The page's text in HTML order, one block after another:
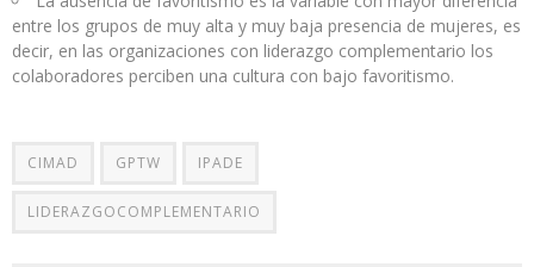
entre los grupos de muy alta y muy baja presencia de mujeres, es
decir, en las organizaciones con liderazgo complementario los
colaboradores perciben una cultura con bajo favoritismo.
CIMAD GPTW IPADE
LIDERAZGOCOMPLEMENTARIO